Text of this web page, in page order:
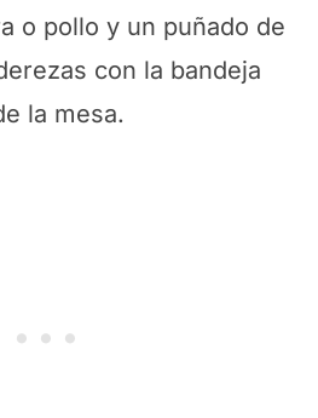
o pollo y un puñado de
con la bandeja
la mesa.